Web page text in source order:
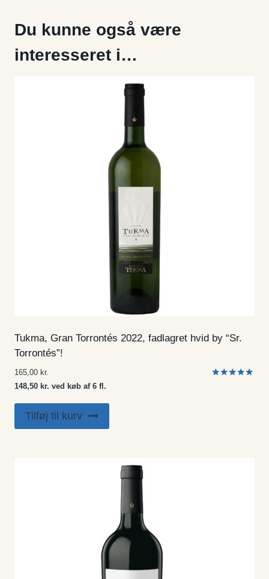
Du kunne også være
interesseret i…
Tukma, Gran Torrontés 2022, fadlagret hvid by “Sr.
Torrontés”!
165,00 kr.
148,50 kr. ved køb af 6 fl.
Tilføj til kurv